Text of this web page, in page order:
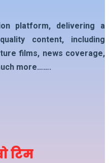
platform, delivering a
content, including
films, news coverage,
more…….
टिम